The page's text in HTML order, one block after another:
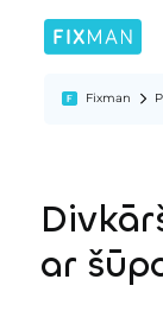
Fixman
ar